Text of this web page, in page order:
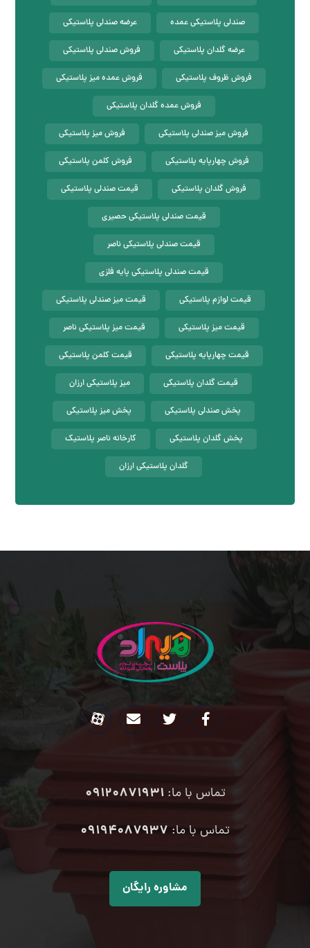
صندلی پلاستیکی عمده عرضه صندلی پلاستیکی
عرضه گلدان پلاستیکی فروش صندلی پلاستیکی
فروش ظروف پلاستیکی فروش عمده میز پلاستیکی
فروش عمده گلدان پلاستیکی
فروش میز صندلی پلاستیکی فروش میز پلاستیکی
فروش چهارپایه پلاستیکی فروش کلمن پلاستیکی
فروش گلدان پلاستیکی قیمت صندلی پلاستیکی
قیمت صندلی پلاستیکی حصیری
قیمت صندلی پلاستیکی ناصر
قیمت صندلی پلاستیکی پایه فلزی
قیمت لوازم پلاستیکی قیمت میز صندلی پلاستیکی
قیمت میز پلاستیکی قیمت میز پلاستیکی ناصر
قیمت چهارپایه پلاستیکی قیمت کلمن پلاستیکی
قیمت گلدان پلاستیکی میز پلاستیکی ارزان
پخش صندلی پلاستیکی پخش میز پلاستیکی
پخش گلدان پلاستیکی کارخانه ناصر پلاستیک
گلدان پلاستیکی ارزان
تماس با ما:09120871931
تماس با ما: ۰۹۱۹۴۰۸۷۹۳۷
مشاوره رایگان